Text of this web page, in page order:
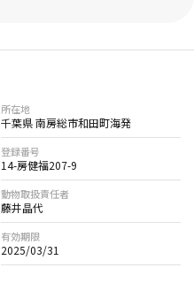
所在地
千葉県 南房総市和田町海発
登録番号
14-房健福207-9
動物取扱責任者
藤井晶代
有効期限
2025/03/31